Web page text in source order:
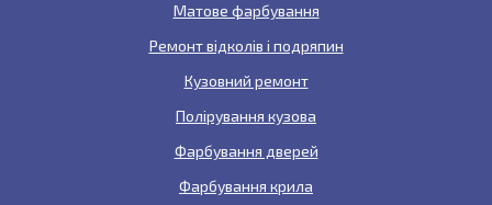
Матове фарбування
Ремонт відколів і подряпин
Кузовний ремонт
Полірування кузова
Фарбування дверей
Фарбування крила